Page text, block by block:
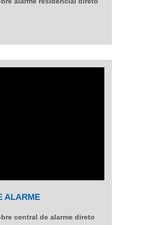
ALARME
central de alarme direto